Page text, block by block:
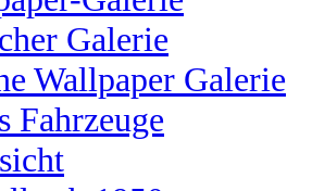
Galerie
Wallpaper Galerie
Fahrzeuge